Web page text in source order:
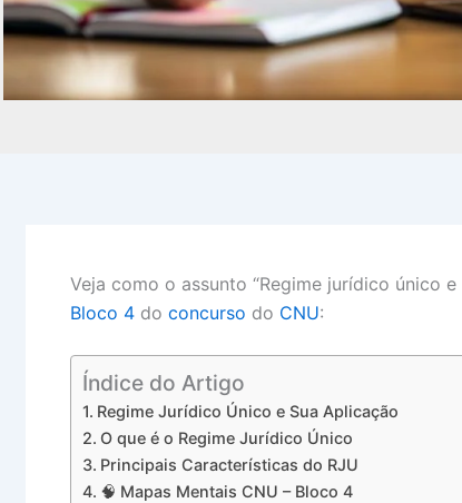
Veja como o assunto “Regime jurídico único
Bloco 4 do concurso do CNU:
Índice do Artigo
Regime Jurídico Único e Sua Aplicação
O que é o Regime Jurídico Único
Principais Características do RJU
🧠 Mapas Mentais CNU – Bloco 4